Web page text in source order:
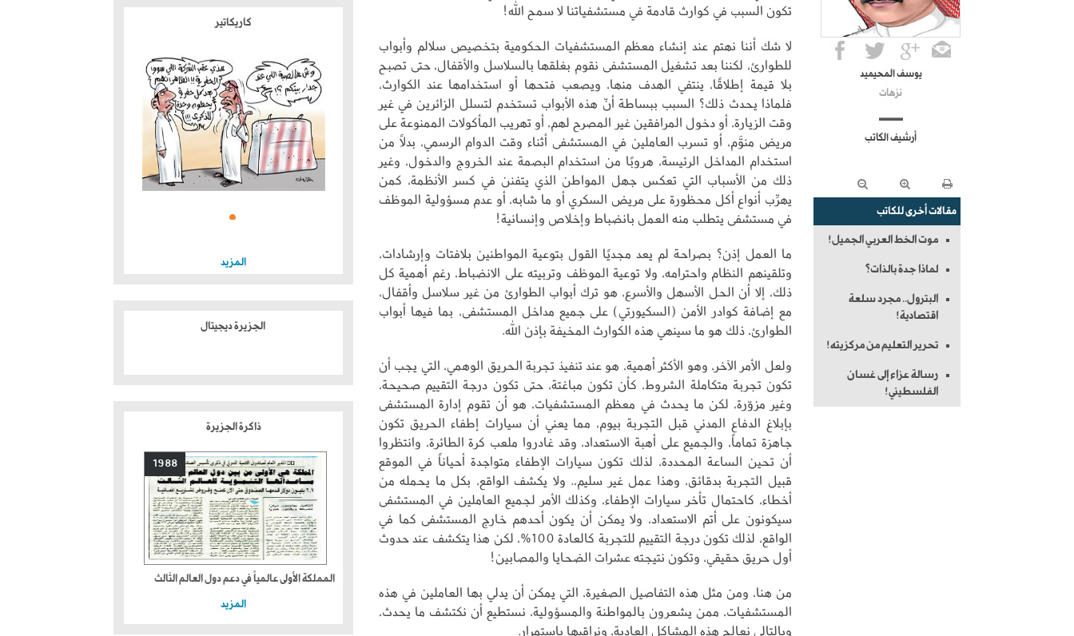
يوسف المحيميد
نزهات
أرشيف الكاتب
مقالات أخرى للكاتب
موت الخط العربي الجميل!
لماذا جدة بالذات؟
البترول.. مجرد سلعة
اقتصادية!
تحرير التعليم من مركزيته!
رسالة عزاء إلى غسان
الفلسطيني!
تكون السبب في كوارث قادمة في مستشفياتنا لا سمح الله!
لا شك أننا نهتم عند إنشاء معظم المستشفيات الحكومية بتخصيص سلالم وأبواب
للطوارئ، لكننا بعد تشغيل المستشفى نقوم بغلقها بالسلاسل والأقفال، حتى تصبح
بلا قيمة إطلاقًا، ينتفي الهدف منها، ويصعب فتحها أو استخدامها عند الكوارث،
فلماذا يحدث ذلك؟ السبب ببساطة أنّ هذه الأبواب تستخدم لتسلل الزائرين في غير
وقت الزيارة، أو دخول المرافقين غير المصرح لهم، أو تهريب المأكولات الممنوعة على
مريض منوَّم، أو تسرب العاملين في المستشفى أثناء وقت الدوام الرسمي، بدلاً من
استخدام المداخل الرئيسة، هروبًا من استخدام البصمة عند الخروج والدخول، وغير
ذلك من الأسباب التي تعكس جهل المواطن الذي يتفنن في كسر الأنظمة، كمن
يهرِّب أنواع أكل محظورة على مريض السكري أو ما شابه، أو عدم مسؤولية الموظف
في مستشفى يتطلب منه العمل بانضباط وإخلاص وإنسانية!
ما العمل إذن؟ بصراحة لم يعد مجديًا القول بتوعية المواطنين بلافتات وإرشادات،
وتلقينهم النظام واحترامه، ولا توعية الموظف وتربيته على الانضباط، رغم أهمية كل
ذلك، إلا أن الحل الأسهل والأسرع، هو ترك أبواب الطوارئ من غير سلاسل وأقفال،
مع إضافة كوادر الأمن (السكيورتي) على جميع مداخل المستشفى، بما فيها أبواب
الطوارئ، ذلك هو ما سينهي هذه الكوارث المخيفة بإذن الله.
ولعل الأمر الآخر، وهو الأكثر أهمية، هو عند تنفيذ تجربة الحريق الوهمي، التي يجب أن
تكون تجربة متكاملة الشروط، كأن تكون مباغتة، حتى تكون درجة التقييم صحيحة،
وغير مزوّرة، لكن ما يحدث في معظم المستشفيات، هو أن تقوم إدارة المستشفى
بإبلاغ الدفاع المدني قبل التجربة بيوم، مما يعني أن سيارات إطفاء الحريق تكون
جاهزة تماماً، والجميع على أهبة الاستعداد، وقد غادروا ملعب كرة الطائرة، وانتظروا
أن تحين الساعة المحددة، لذلك تكون سيارات الإطفاء متواجدة أحياناً في الموقع
قبيل التجربة بدقائق، وهذا عمل غير سليم،. ولا يكشف الواقع، بكل ما يحمله من
أخطاء، كاحتمال تأخر سيارات الإطفاء، وكذلك الأمر لجميع العاملين في المستشفى
سيكونون على أتم الاستعداد، ولا يمكن أن يكون أحدهم خارج المستشفى كما في
الواقع، لذلك تكون درجة التقييم للتجربة كالعادة 100%، لكن هذا يتكشف عند حدوث
أول حريق حقيقي، وتكون نتيجته عشرات الضحايا والمصابين!
من هنا، ومن مثل هذه التفاصيل الصغيرة، التي يمكن أن يدلي بها العاملين في هذه
المستشفيات، ممن يشعرون بالمواطنة والمسؤولية، نستطيع أن نكتشف ما يحدث،
وبالتالي نعالج هذه المشاكل العادية، ونراقبها باستمرار.
كاريكاتير
المزيد
الجزيرة ديجيتال
ذاكرة الجزيرة
1988
المملكة الأولى عالمياً في دعم دول العالم الثالث
المزيد